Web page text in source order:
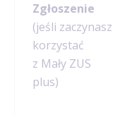
Zgłoszenie
(jeśli zaczynasz
korzystać
z Mały ZUS
plus)